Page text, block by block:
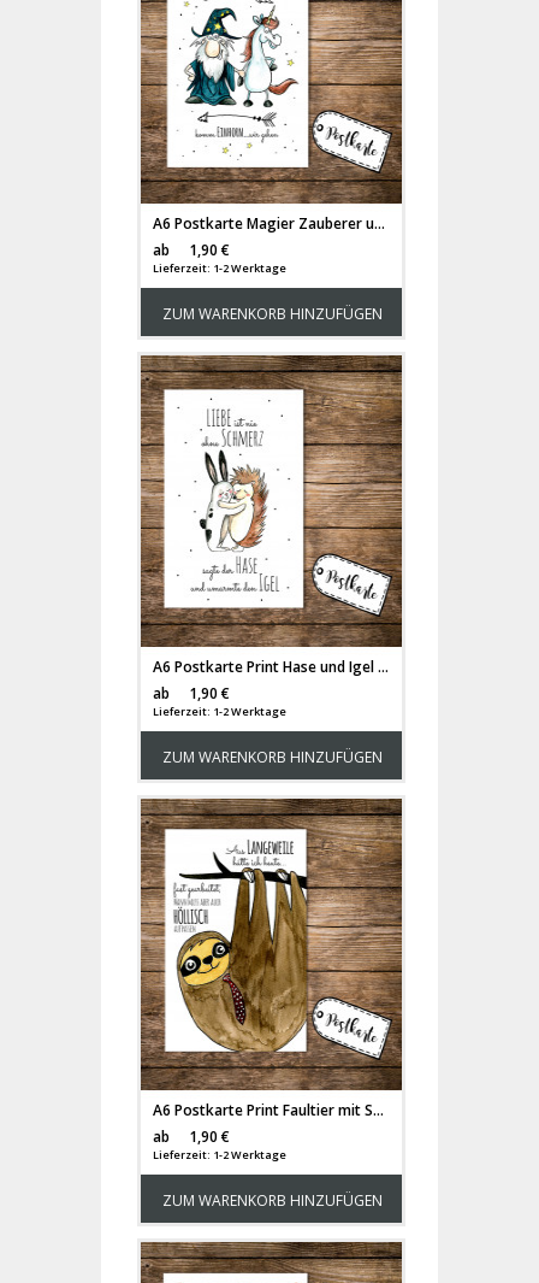
A6 Postkarte Magier Zauberer und Einhorn mit Spruch nur Verrückte hier, komm Einhorn wir gehen pk08
ab
1,90 €
Lieferzeit: 1-2 Werktage
ZUM WARENKORB HINZUFÜGEN
A6 Postkarte Print Hase und Igel mit Spruch Liebe ist nie ohne Schmerzen pk07
ab
1,90 €
Lieferzeit: 1-2 Werktage
ZUM WARENKORB HINZUFÜGEN
A6 Postkarte Print Faultier mit Spruch aus Langeweile hätte ich heute fast gearbeitet… pk05
ab
1,90 €
Lieferzeit: 1-2 Werktage
ZUM WARENKORB HINZUFÜGEN